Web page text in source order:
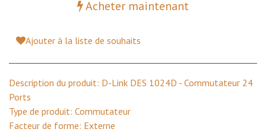
Acheter maintenant
Ajouter à la liste de souhaits
Description du produit: D-Link DES 1024D - Commutateur 24
Ports
Type de produit: Commutateur
Facteur de forme: Externe